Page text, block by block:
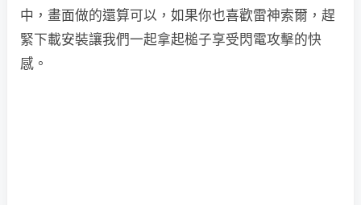
中，畫面做的還算可以，如果你也喜歡雷神索爾，趕
緊下載安裝讓我們一起拿起槌子享受閃電攻擊的快
感。